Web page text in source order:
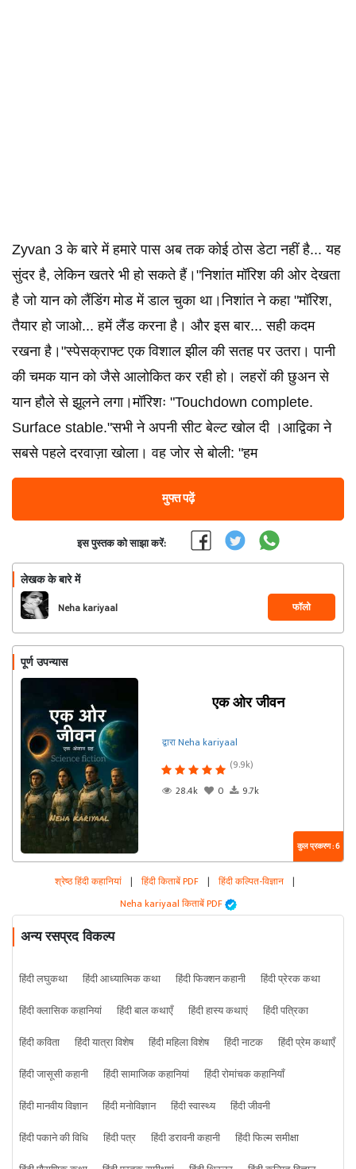
Zyvan 3 के बारे में हमारे पास अब तक कोई ठोस डेटा नहीं है... यह
सुंदर है, लेकिन खतरे भी हो सकते हैं।"निशांत मॉरिश की ओर देखता
है जो यान को लैंडिंग मोड में डाल चुका था।निशांत ने कहा "मॉरिश,
तैयार हो जाओ... हमें लैंड करना है। और इस बार... सही कदम
रखना है।"स्पेसक्राफ्ट एक विशाल झील की सतह पर उतरा। पानी
की चमक यान को जैसे आलोकित कर रही हो। लहरों की छुअन से
यान हौले से झूलने लगा।मॉरिशः "Touchdown complete.
Surface stable."सभी ने अपनी सीट बेल्ट खोल दी ।आद्विका ने
सबसे पहले दरवाज़ा खोला। वह जोर से बोली: "हम
मुफ्त पढ़ें
इस पुस्तक को साझा करें:
लेखक के बारे में
Neha kariyaal फॉलो
पूर्ण उपन्यास
एक ओर जीवन
द्वारा Neha kariyaal
(9.9k)
28.4k
0 9.7k
कुल प्रकरण : 6
श्रेष्ठ हिंदी कहानियां | हिंदी किताबें PDF | हिंदी कल्पित-विज्ञान |
Neha kariyaal किताबें PDF
अन्य रसप्रद विकल्प
हिंदी लघुकथा हिंदी आध्यात्मिक कथा हिंदी फिक्शन कहानी
हिंदी प्रेरक कथा
हिंदी क्लासिक कहानियां
हिंदी बाल कथाएँ हिंदी हास्य कथाएं
हिंदी पत्रिका
हिंदी कविता
हिंदी यात्रा विशेष हिंदी महिला विशेष हिंदी नाटक
हिंदी प्रेम कथाएँ
हिंदी जासूसी कहानी
हिंदी सामाजिक कहानियां
हिंदी रोमांचक कहानियाँ
हिंदी मानवीय विज्ञान
हिंदी मनोविज्ञान हिंदी स्वास्थ्य
हिंदी जीवनी
हिंदी पकाने की विधि
हिंदी पत्र हिंदी डरावनी कहानी
हिंदी फिल्म समीक्षा